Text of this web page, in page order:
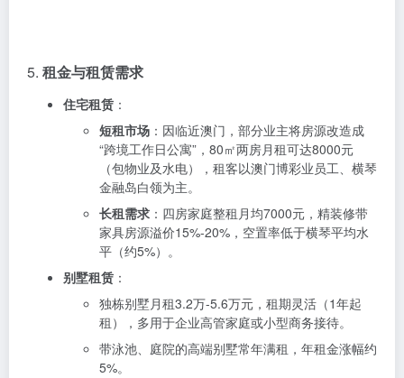
5. 租金与租赁需求
住宅租赁 ：
短租市场 ：因临近澳门，部分业主将房源改造成
“跨境工作日公寓”，80㎡两房月租可达8000元
（包物业及水电），租客以澳门博彩业员工、横琴
金融岛白领为主。
长租需求 ：四房家庭整租月均7000元，精装修带
家具房源溢价15%-20%，空置率低于横琴平均水
平（约5%）。
别墅租赁 ：
独栋别墅月租3.2万-5.6万元，租期灵活（1年起
租），多用于企业高管家庭或小型商务接待。
带泳池、庭院的高端别墅常年满租，年租金涨幅约
5%。